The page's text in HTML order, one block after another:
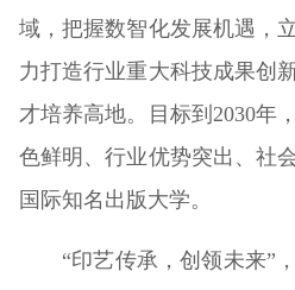
域，把握数智化发展机遇，
力打造行业重大科技成果创
才培养高地。目标到2030年
色鲜明、行业优势突出、社
国际知名出版大学。
“印艺传承，创领未来”，